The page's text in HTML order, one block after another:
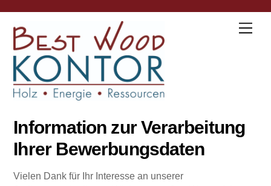
content
Information zur Verarbeitung
Ihrer Bewerbungsdaten
Vielen Dank für Ihr Interesse an unserer